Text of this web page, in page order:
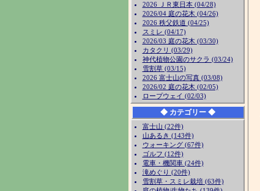
2026 ＪＲ東日本 (04/28)
2026/04 庭の花木 (04/26)
2026 秩父鉄道 (04/25)
スミレ (04/17)
2026/03 庭の花木 (03/30)
カタクリ (03/29)
神代植物公園のサクラ (03/24)
雪割草 (03/15)
2026 富士山の写真 (03/08)
2026/02 庭の花木 (02/05)
ロープウェイ (02/03)
◆ カテゴリー ◆
富士山 (22件)
山あるき (143件)
ウォーキング (67件)
ゴルフ (12件)
電車・機関車 (24件)
滝めぐり (20件)
雪割草・スミレ栽培 (63件)